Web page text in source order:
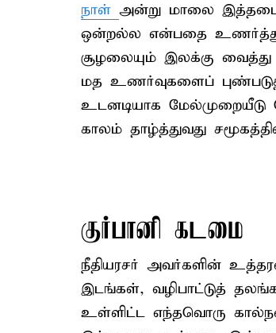
நாள் அன்று மாலை இத்தடை
ஒன்றல்ல என்பதை
சூழலையும் இலக்கு வைத்து
மத உணர்வுகளைப்
உடனடியாக மேல்முறையீடு
காலம் தாழ்த்துவது
குர்பானி கடமை
நீதியரசர் அவர்களின்
இடங்கள், வழிபாட்டுத்
உள்ளிட்ட எந்தவொரு